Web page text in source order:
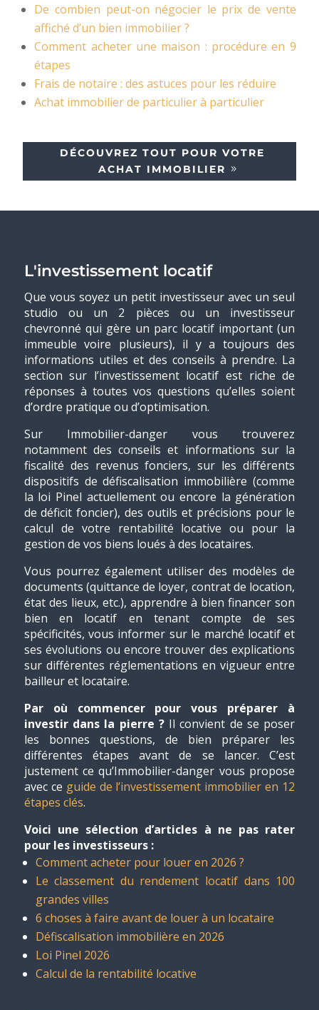
De combien peut-on négocier le prix de vente
affiché d’un bien immobilier ?
Comment acheter une maison : procédure en 9
étapes
Frais de notaire : des astuces pour les réduire
Achat immobilier de particulier à particulier
DÉCOUVREZ TOUT POUR VOTRE
ACHAT IMMOBILIER
L'investissement locatif
Que vous soyez un petit investisseur avec un seul
studio ou un 2 pièces ou un investisseur
chevronné qui gère un parc locatif important (un
immeuble voire plusieurs), il y a toujours des
informations utiles et des conseils à prendre. La
section sur l’investissement locatif est riche de
réponses à toutes vos questions qu’elles soient
d’ordre pratique ou d’optimisation.
Sur Immobilier-danger vous trouverez
notamment des conseils et informations sur la
fiscalité des revenus fonciers, sur les différents
dispositifs de défiscalisation immobilière (comme
la loi Pinel actuellement ou encore la génération
de déficit foncier), des outils et précisions pour le
calcul de votre rentabilité locative ou pour la
gestion de vos biens loués à des locataires.
Vous pourrez également utiliser des modèles de
documents (quittance de loyer, contrat de location,
état des lieux, etc.), apprendre à bien financer son
bien en locatif en tenant compte de ses
spécificités, vous informer sur le marché locatif et
ses évolutions ou encore trouver des explications
sur différentes réglementations en vigueur entre
bailleur et locataire.
Par où commencer pour vous préparer à
investir dans la pierre ?Il convient de se poser
les bonnes questions, de bien préparer les
différentes étapes avant de se lancer. C’est
justement ce qu’Immobilier-danger vous propose
avec ce guide de l’investissement immobilier en 12
étapes clés.
Voici une sélection d’articles à ne pas rater
pour les investisseurs :
Comment acheter pour louer en 2026 ?
Le classement du rendement locatif dans 100
grandes villes
6 choses à faire avant de louer à un locataire
Défiscalisation immobilière en 2026
Loi Pinel 2026
Calcul de la rentabilité locative